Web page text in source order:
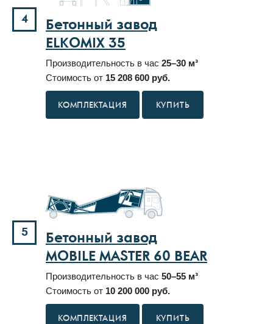
4
Бетонный завод
ELKOMIX 35
Производительность в час 25–30 м³
Стоимость от 15 208 600 руб.
КУПИТЬ
5
Бетонный завод
MOBILE MASTER 60 BEAR
Производительность в час 50–55 м³
Стоимость от 10 200 000 руб.
КУПИТЬ